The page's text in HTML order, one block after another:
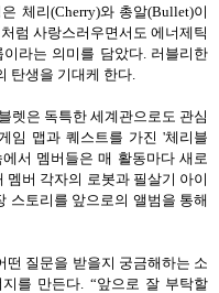
체리(Cherry)와 총알(Bullet)이
럼 사랑스러우면서도 에너제틱
라는 의미를 담았다. 러블리한
탄생을 기대케 한다
렛은 독특한 세계관으로도 관심
임 맵과 퀘스트를 가진 '체리블
서 멤버들은 매 활동마다 새로
멤버 각자의 로봇과 필살기 아이
스토리를 앞으로의 앨범을 통해
떤 질문을 받을지 궁금해하는 소
를 만든다 . “앞으로 잘 부탁할